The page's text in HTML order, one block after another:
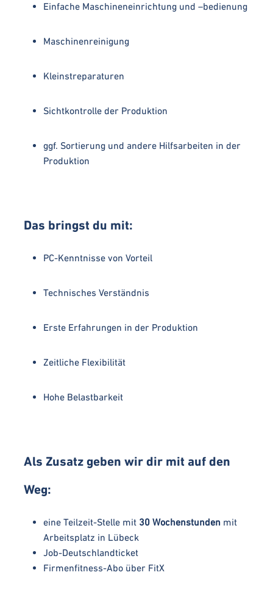
Einfache Maschineneinrichtung und –bedienung
Maschinenreinigung
Kleinstreparaturen
Sichtkontrolle der Produktion
ggf. Sortierung und andere Hilfsarbeiten in der
Produktion
Das bringst du mit:
PC-Kenntnisse von Vorteil
Technisches Verständnis
Erste Erfahrungen in der Produktion
Zeitliche Flexibilität
Hohe Belastbarkeit
Als Zusatz geben wir dir mit auf den
Weg:
eine Teilzeit-Stelle mit 30 Wochenstunden mit
Arbeitsplatz in Lübeck
Job-Deutschlandticket
Firmenfitness-Abo über FitX